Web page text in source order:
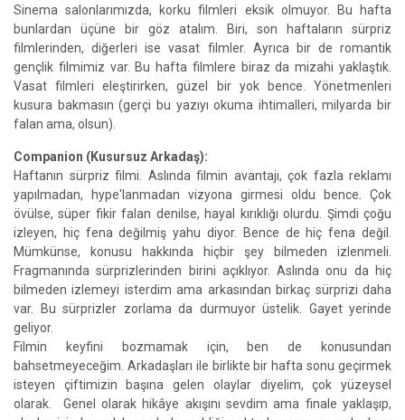
Sinema salonlarımızda, korku filmleri eksik olmuyor. Bu hafta
bunlardan üçüne bir göz atalım. Biri, son haftaların sürpriz
filmlerinden, diğerleri ise vasat filmler. Ayrıca bir de romantik
gençlik filmimiz var. Bu hafta filmlere biraz da mizahi yaklaştık.
Vasat filmleri eleştirirken, güzel bir yok bence. Yönetmenleri
kusura bakmasın (gerçi bu yazıyı okuma ihtimalleri, milyarda bir
falan ama, olsun).
Companion (Kusursuz Arkadaş):
Haftanın sürpriz filmi. Aslında filmin avantajı, çok fazla reklamı
yapılmadan, hype'lanmadan vizyona girmesi oldu bence. Çok
övülse, süper fikir falan denilse, hayal kırıklığı olurdu. Şimdi çoğu
izleyen, hiç fena değilmiş yahu diyor. Bence de hiç fena değil.
Mümkünse, konusu hakkında hiçbir şey bilmeden izlenmeli.
Fragmanında sürprizlerinden birini açıklıyor. Aslında onu da hiç
bilmeden izlemeyi isterdim ama arkasından birkaç sürprizi daha
var. Bu sürprizler zorlama da durmuyor üstelik. Gayet yerinde
geliyor.
Filmin keyfini bozmamak için, ben de konusundan
bahsetmeyeceğim. Arkadaşları ile birlikte bir hafta sonu geçirmek
isteyen çiftimizin başına gelen olaylar diyelim, çok yüzeysel
olarak. Genel olarak hikâye akışını sevdim ama finale yaklaşıp,